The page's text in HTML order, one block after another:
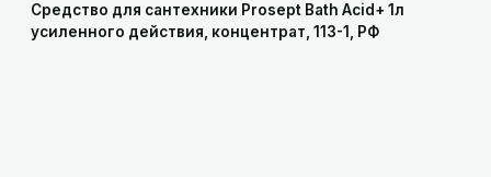
Средство для сантехники Prosept Bath Acid+ 1л
усиленного действия, концентрат, 113-1, РФ